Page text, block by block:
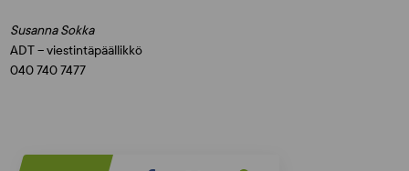
Susanna Sokka
ADT – viestintäpäällikkö
040 740 7477